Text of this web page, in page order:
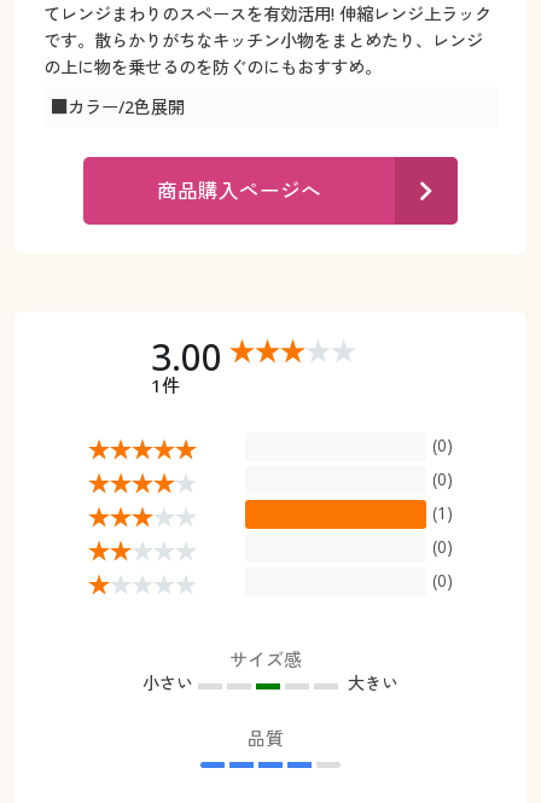
大きいサイズ 事務・制服
カタログ・チラシからのご注文
デジタルカタログ
カタログ無料プレゼント
会員メニュー
サポート
ご利用ガイド
よくある質問とお問い合わせ
デジタルカタログ
カタログ無料プレゼント
ご利用ガイド
よくある質問とお問い合わせ
てレンジまわりのスペースを有効活用! 伸縮レンジ上ラック
です。散らかりがちなキッチン小物をまとめたり、レンジ
の上に物を乗せるのを防ぐのにもおすすめ。
■カラー/2色展開
商品購入ページへ
3.00
1件
(0)
(0)
(1)
(0)
(0)
サイズ感
小さい 大きい
品質